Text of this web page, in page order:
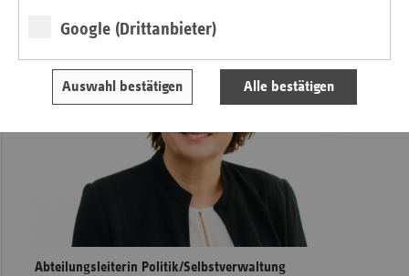
Google (Drittanbieter)
Auswahl bestätigen Alle bestätigen
Abteilungsleiterin Politik/Selbstverwaltung